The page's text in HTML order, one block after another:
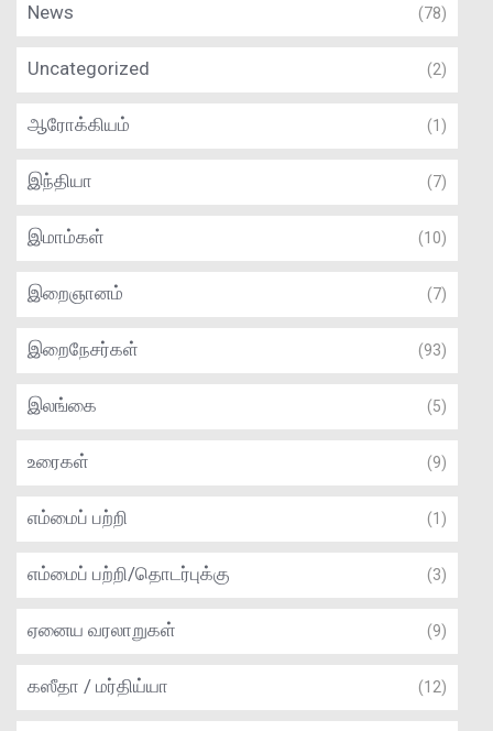
News (78)
Uncategorized (2)
ஆரோக்கியம் (1)
இந்தியா (7)
இமாம்கள் (10)
இறைஞானம் (7)
இறைநேசர்கள் (93)
இலங்கை (5)
உரைகள் (9)
எம்மைப் பற்றி (1)
எம்மைப் பற்றி/தொடர்புக்கு (3)
ஏனைய வரலாறுகள் (9)
கஸீதா / மர்திய்யா (12)